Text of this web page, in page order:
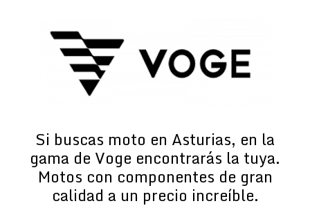
Si buscas moto en Asturias, en la
gama de Voge encontrarás la tuya.
Motos con componentes de gran
calidad a un precio increíble.